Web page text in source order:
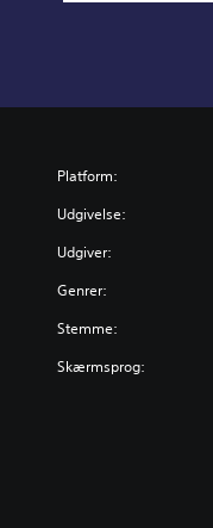
Platform:
Udgivelse:
Udgiver:
Genrer:
Stemme:
Skærmsprog: